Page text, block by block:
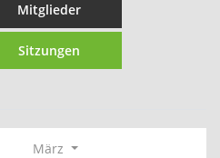
Mitglieder
Sitzungen
März